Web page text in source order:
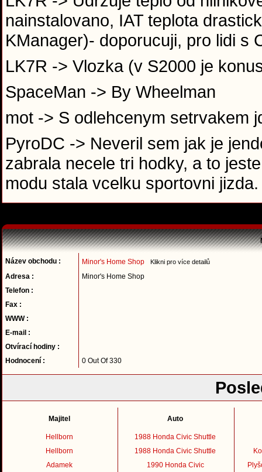
nainstalovano, IAT teplota
KManager)- doporucuji, pro lidi s
LK7R -> Vlozka (v S2000 je
SpaceMan -> By Wheelman
mot -> S odlehcenym setrvakem
PyroDC -> Neveril sem jak je
zabrala necele tri hodky, a to
modu stala vcelku sportovni
Název obchodu : Minor's Home Shop Klikni pro více detailů
Adresa :
Minor's Home Shop
Telefon :
Fax :
WWW :
E-mail :
Otvírací hodiny :
Hodnocení :
0 Out Of 330
Majitel Auto
Hellborn
1988 Honda Civic Shuttle
Hellborn
1988 Honda Civic Shuttle
Adamek
1990 Honda Civic